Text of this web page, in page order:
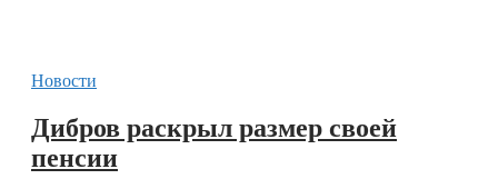
Новости
Дибров раскрыл размер своей
пенсии